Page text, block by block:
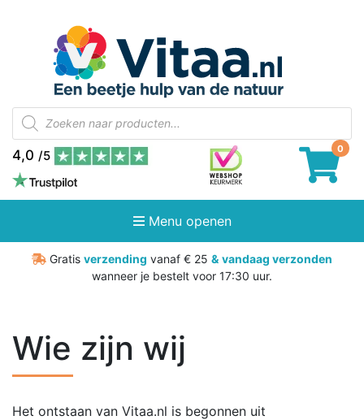
Producten
zoeken
4,0 /5
Menu openen
Gratis verzending vanaf € 25 & vandaag verzonden
wanneer je bestelt voor 17:30 uur.
Wie zijn wij
Het ontstaan van Vitaa.nl is begonnen uit